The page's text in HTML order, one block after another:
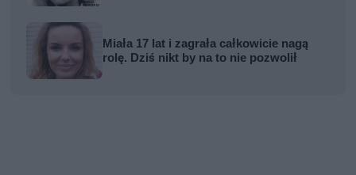
Miała 17 lat i zagrała całkowicie nagą
rolę. Dziś nikt by na to nie pozwolił